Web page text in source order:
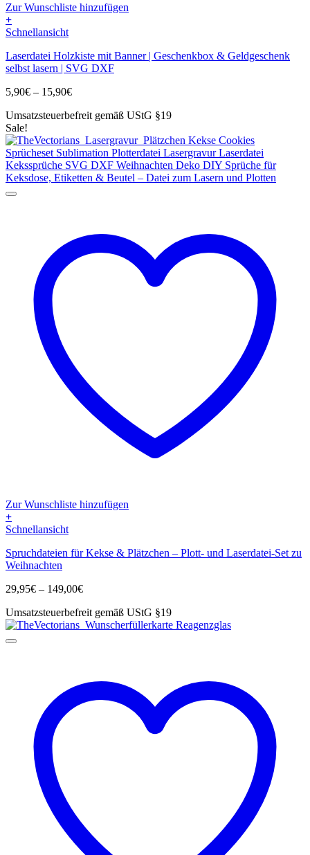
Zur Wunschliste hinzufügen
+
Dieses
weist
mehrere
auf.
Optionen
können
auf
der
Produktseite
gewählt
werden
Schnellansicht
Laserdatei Holzkiste mit Banner | Geschenkbox & Geldgeschenk
selbst lasern | SVG DXF
5,90€ – 15,90€Preisspanne:
bis
Umsatzsteuerbefreit gemäß UStG §19
Sale!
Zur Wunschliste hinzufügen
+
Dieses
weist
mehrere
auf.
Optionen
können
auf
Schnellansicht
Spruchdateien für Kekse & Plätzchen – Plott- und Laserdatei-Set zu
Weihnachten
29,95€ – 149,00€Preisspanne:
bis
149,00€
Umsatzsteuerbefreit gemäß UStG §19